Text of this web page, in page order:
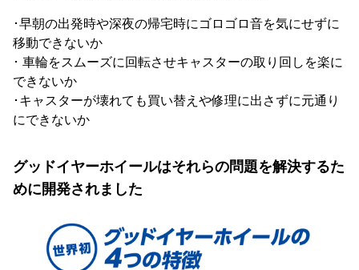
･早朝の出発時や深夜の帰宅時にゴロゴロ音を気にせずに
移動できないか
･ 車輪をスムーズに回転させキャスターの取り回しを楽に
できないか
･キャスターが壊れても買い替えや修理に出さずに元通り
にできないか
グッドイヤーホイールはそれらの問題を解決するた
めに開発されました